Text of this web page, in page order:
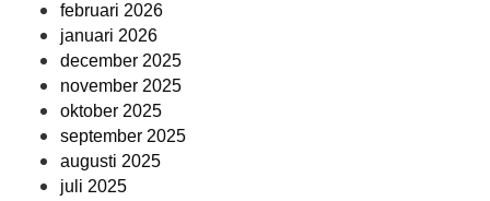
februari 2026
januari 2026
december 2025
november 2025
oktober 2025
september 2025
augusti 2025
juli 2025